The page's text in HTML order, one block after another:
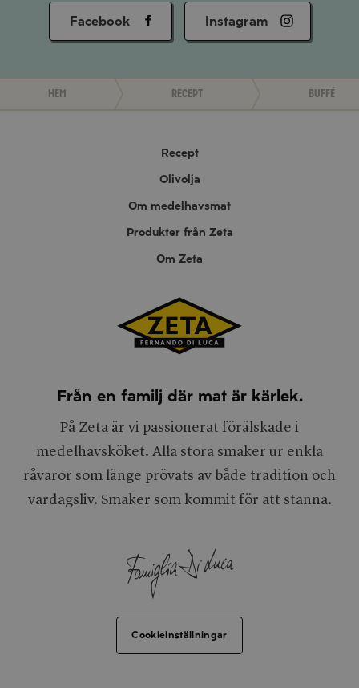
Facebook Instagram
Hem Recept Buffé
Recept
Olivolja
Om medelhavsmat
Produkter från Zeta
Om Zeta
Från en familj där mat är kärlek.
På Zeta är vi passionerat förälskade i
medelhavsköket. Alla stora smaker ur enkla
råvaror som länge prövats av både tradition och
vardagsliv. Smaker som kommit för att stanna.
Cookieinställningar